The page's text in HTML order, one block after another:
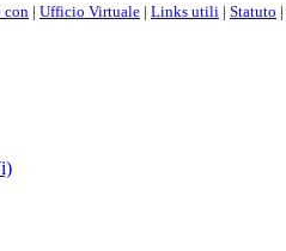
con | Ufficio Virtuale | Links utili | Statuto |